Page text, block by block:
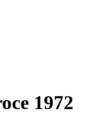
1972